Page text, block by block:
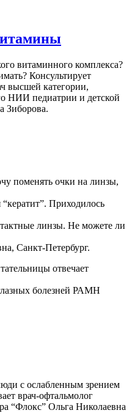
витаминного комплекса?
Консультирует
высшей категории,
НИИ педиатрии и детской
Зиборова.
поменять очки на линзы,
“кератит”. Приходилось
линзы. Не можете ли
Санкт-Петербург.
отвечает
болезней РАМН
с ослабленным зрением
врач-офтальмолог
“Флокс” Ольга Николаевна